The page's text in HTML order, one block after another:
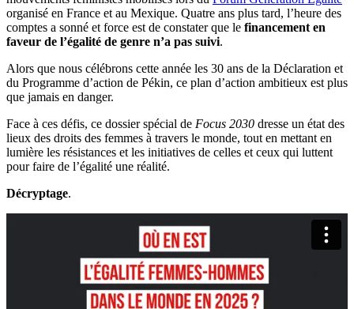
organisé en France et au Mexique. Quatre ans plus tard, l’heure des
comptes a sonné et force est de constater que le financement en
faveur de l’égalité de genre n’a pas suivi.
Alors que nous célébrons cette année les 30 ans de la Déclaration et
du Programme d’action de Pékin, ce plan d’action ambitieux est plus
que jamais en danger.
Face à ces défis, ce dossier spécial de Focus 2030 dresse un état des
lieux des droits des femmes à travers le monde, tout en mettant en
lumière les résistances et les initiatives de celles et ceux qui luttent
pour faire de l’égalité une réalité.
Décryptage.